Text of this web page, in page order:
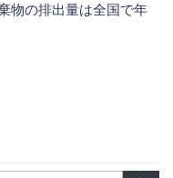
物の排出量は全国で年